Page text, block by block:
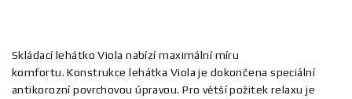
Skládací lehátko Viola nabízí maximální míru
komfortu. Konstrukce lehátka Viola je dokončena speciální
antikorozní povrchovou úpravou. Pro větší požitek relaxu je